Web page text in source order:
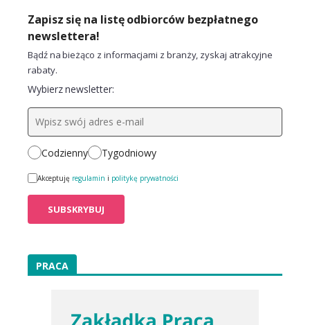
Zapisz się na listę odbiorców bezpłatnego
newslettera!
Bądź na bieżąco z informacjami z branży, zyskaj atrakcyjne
rabaty.
Wybierz newsletter:
Codzienny Tygodniowy
Akceptuję regulamin i politykę prywatności
PRACA